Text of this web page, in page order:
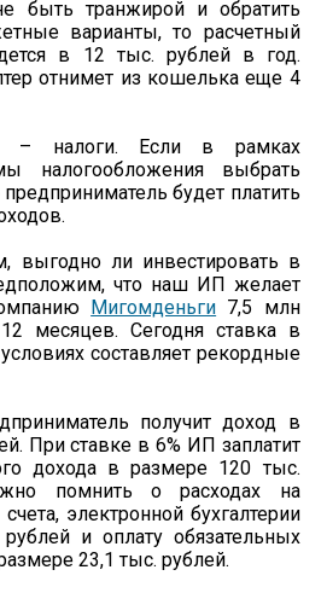
быть транжирой и обратить
варианты, то расчетный
в 12 тыс. рублей в год.
отнимет из кошелька еще 4
– налоги. Если в рамках
налогообложения выбрать
будет платить
выгодно ли инвестировать в
что наш ИП желает
Мигомденьги 7,5 млн
месяцев. Сегодня ставка в
составляет рекордные
получит доход в
При ставке в 6% ИП заплатит
дохода в размере 120 тыс.
помнить о расходах на
электронной бухгалтерии
и оплату обязательных
23,1 тыс. рублей.